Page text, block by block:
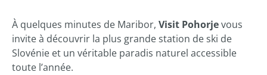
À quelques minutes de Maribor, Visit Pohorjevous
invite à découvrir la plus grande station de ski de
Slovénie et un véritable paradis naturel accessible
toute l’année.